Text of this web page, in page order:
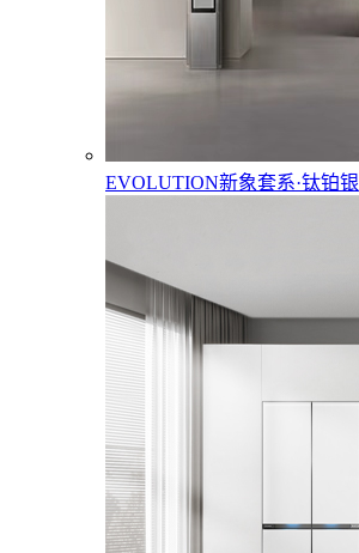
EVOLUTION新象套系·钛铂银